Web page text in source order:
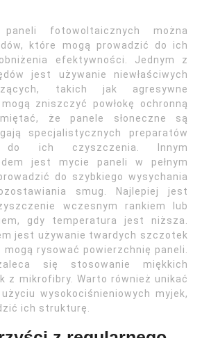
fotowoltaicznych można
które mogą prowadzić do ich
efektywności. Jednym z
jest używanie niewłaściwych
takich jak agresywne
zniszczyć powłokę ochronną
że panele słoneczne są
specjalistycznych preparatów
do ich czyszczenia. Innym
jest mycie paneli w pełnym
do szybkiego wysychania
smug. Najlepiej jest
wczesnym rankiem lub
gdy temperatura jest niższa.
jest używanie twardych szczotek
mogą rysować powierzchnię paneli.
się stosowanie miękkich
z mikrofibry. Warto również unikać
wysokociśnieniowych myjek,
ich strukturę.